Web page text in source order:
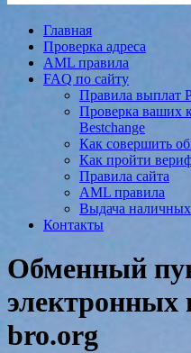
Главная
Проверка адреса
AML правила
FAQ по сайту
Правила выплат
Проверка ваших
Bestchange
Как совершить
Как пройти
Правила сайта
AML правила
Выдача
Контакты
Обменный
электронных
bro.org